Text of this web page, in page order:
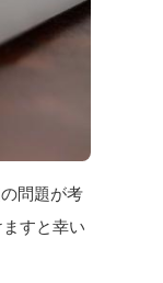
問題が考
すと幸い